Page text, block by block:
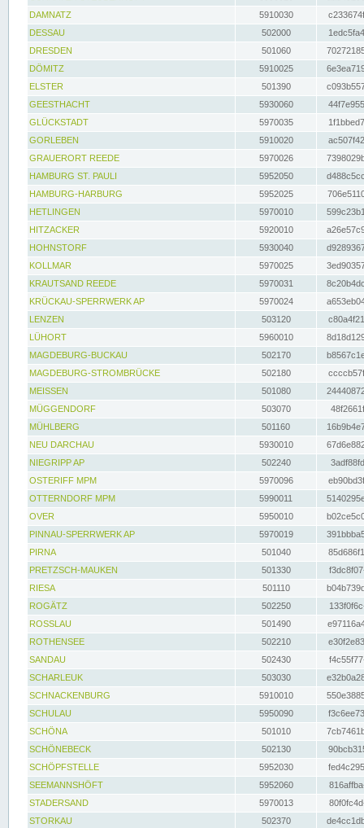
DAMNATZ
5910030
DESSAU
502000
DRESDEN
501060
DÖMITZ
5910025
ELSTER
501390
GEESTHACHT
5930060
GLÜCKSTADT
5970035
GORLEBEN
5910020
GRAUERORT REEDE
5970026
HAMBURG ST. PAULI
5952050
HAMBURG-HARBURG
5952025
HETLINGEN
5970010
HITZACKER
5920010
HOHNSTORF
5930040
KOLLMAR
5970025
KRAUTSAND REEDE
5970031
KRÜCKAU-SPERRWERK AP
5970024
LENZEN
503120
LÜHORT
5960010
MAGDEBURG-BUCKAU
502170
MAGDEBURG-STROMBRÜCKE
502180
MEISSEN
501080
MÜGGENDORF
503070
MÜHLBERG
501160
NEU DARCHAU
5930010
NIEGRIPP AP
502240
OSTERIFF MPM
5970096
OTTERNDORF MPM
5990011
OVER
5950010
PINNAU-SPERRWERK AP
5970019
PIRNA
501040
PRETZSCH-MAUKEN
501330
RIESA
501110
ROGÄTZ
502250
ROSSLAU
501490
ROTHENSEE
502210
SANDAU
502430
SCHARLEUK
503030
SCHNACKENBURG
5910010
SCHULAU
5950090
SCHÖNA
501010
SCHÖNEBECK
502130
SCHÖPFSTELLE
5952030
SEEMANNSHÖFT
5952060
STADERSAND
5970013
STORKAU
502370